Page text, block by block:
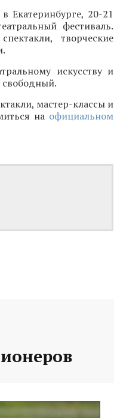
Екатеринбурге, 20-21
фестиваль.
творческие
искусству и
свободный.
мастер-классы и
на официальном